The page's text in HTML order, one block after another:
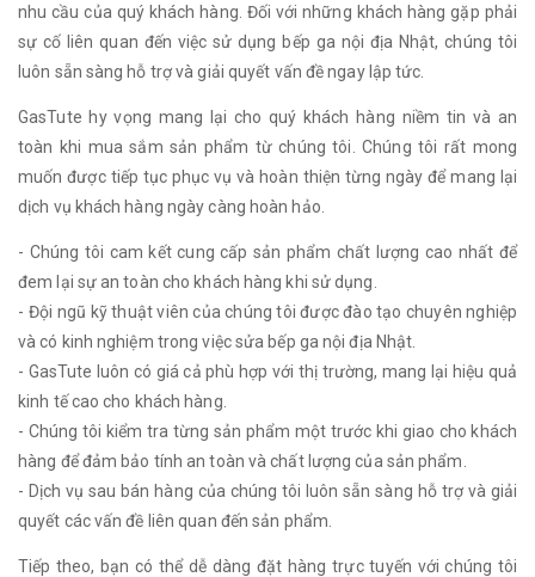
nhu cầu của quý khách hàng. Đối với những khách hàng gặp phải
sự cố liên quan đến việc sử dụng bếp ga nội địa Nhật, chúng tôi
luôn sẵn sàng hỗ trợ và giải quyết vấn đề ngay lập tức.
GasTute hy vọng mang lại cho quý khách hàng niềm tin và an
toàn khi mua sắm sản phẩm từ chúng tôi. Chúng tôi rất mong
muốn được tiếp tục phục vụ và hoàn thiện từng ngày để mang lại
dịch vụ khách hàng ngày càng hoàn hảo.
- Chúng tôi cam kết cung cấp sản phẩm chất lượng cao nhất để
đem lại sự an toàn cho khách hàng khi sử dụng.
- Đội ngũ kỹ thuật viên của chúng tôi được đào tạo chuyên nghiệp
và có kinh nghiệm trong việc sửa bếp ga nội địa Nhật.
- GasTute luôn có giá cả phù hợp với thị trường, mang lại hiệu quả
kinh tế cao cho khách hàng.
- Chúng tôi kiểm tra từng sản phẩm một trước khi giao cho khách
hàng để đảm bảo tính an toàn và chất lượng của sản phẩm.
- Dịch vụ sau bán hàng của chúng tôi luôn sẵn sàng hỗ trợ và giải
quyết các vấn đề liên quan đến sản phẩm.
Tiếp theo, bạn có thể dễ dàng đặt hàng trực tuyến với chúng tôi